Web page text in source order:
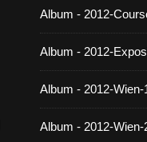
Album - 2012-
Album - 2012-
Album - 2012-Wien-
Album - 2012-Wien-